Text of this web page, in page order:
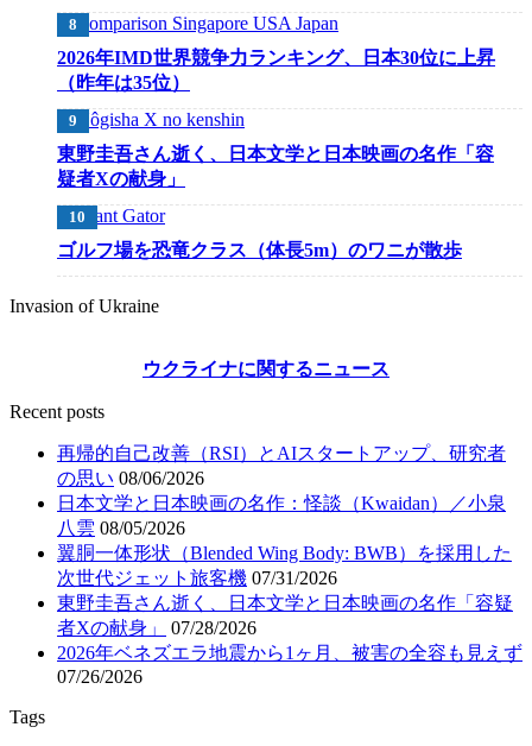
2026年IMD世界競争力ランキング、日本30位に上昇
（昨年は35位）
東野圭吾さん逝く、日本文学と日本映画の名作「容
疑者Xの献身」
ゴルフ場を恐竜クラス（体長5m）のワニが散歩
Invasion of Ukraine
ウクライナに関するニュース
Recent posts
再帰的自己改善（RSI）とAIスタートアップ、研究者
の思い 08/06/2026
日本文学と日本映画の名作：怪談（Kwaidan）／小泉
八雲 08/05/2026
翼胴一体形状（Blended Wing Body: BWB）を採用した
次世代ジェット旅客機 07/31/2026
東野圭吾さん逝く、日本文学と日本映画の名作「容疑
者Xの献身」
07/28/2026
2026年ベネズエラ地震から1ヶ月、被害の全容も見えず
07/26/2026
Tags